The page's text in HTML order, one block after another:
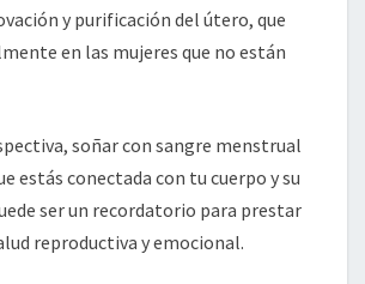
y purificación del útero, que
en las mujeres que no están
soñar con sangre menstrual
estás conectada con tu cuerpo y su
ser un recordatorio para prestar
reproductiva y emocional.